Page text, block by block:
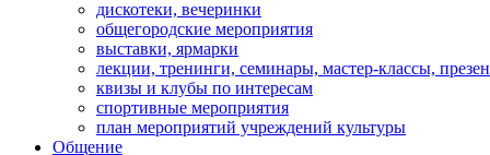
дискотеки, вечеринки
общегородские мероприятия
выставки, ярмарки
лекции, тренинги, семинары, мастер-классы,
квизы и клубы по интересам
спортивные мероприятия
план мероприятий учреждений культуры
Общение